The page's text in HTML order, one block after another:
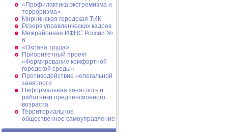
«Профилактика экстремизма и
терроризма»
Мирнинская городская ТИК
Резерв управленческих кадров
Межрайонная ИФНС России №
6
«Охрана труда»
Приоритетный проект
«Формирование комфортной
городской среды»
Противодействие нелегальной
занятости
Неформальная занятость и
работники предпенсионного
возраста
Территориальное
общественное самоуправление